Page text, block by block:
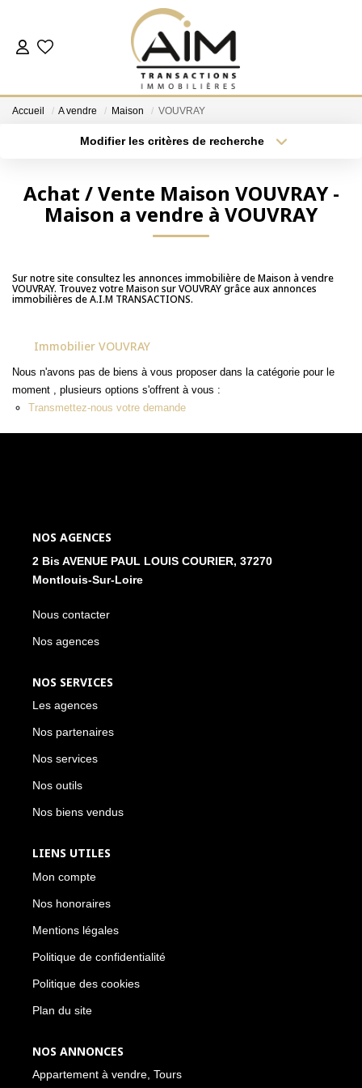
ACHETER
Les Agences
Nous Rejoindre
Nos Témoignages
NOS ACTUALITÉS
CONTACT
Accueil A vendre Maison VOUVRAY
Modifier les critères de recherche
Surface min Budget max
Achat / Vente Maison VOUVRAY -
Maison a vendre à VOUVRAY
Sur notre site consultez les annonces immobilière de Maison à vendre
VOUVRAY. Trouvez votre Maison sur VOUVRAY grâce aux annonces
immobilières de A.I.M TRANSACTIONS.
Immobilier VOUVRAY
Nous n'avons pas de biens à vous proposer dans la catégorie pour le
moment , plusieurs options s'offrent à vous :
Transmettez-nous votre demande
NOS AGENCES
2 Bis AVENUE PAUL LOUIS COURIER, 37270
Montlouis-Sur-Loire
Nous contacter
Nos agences
NOS SERVICES
Les agences
Nos partenaires
Nos services
Nos outils
Nos biens vendus
LIENS UTILES
Mon compte
Nos honoraires
Mentions légales
Politique de confidentialité
Politique des cookies
Plan du site
NOS ANNONCES
Appartement à vendre, Tours